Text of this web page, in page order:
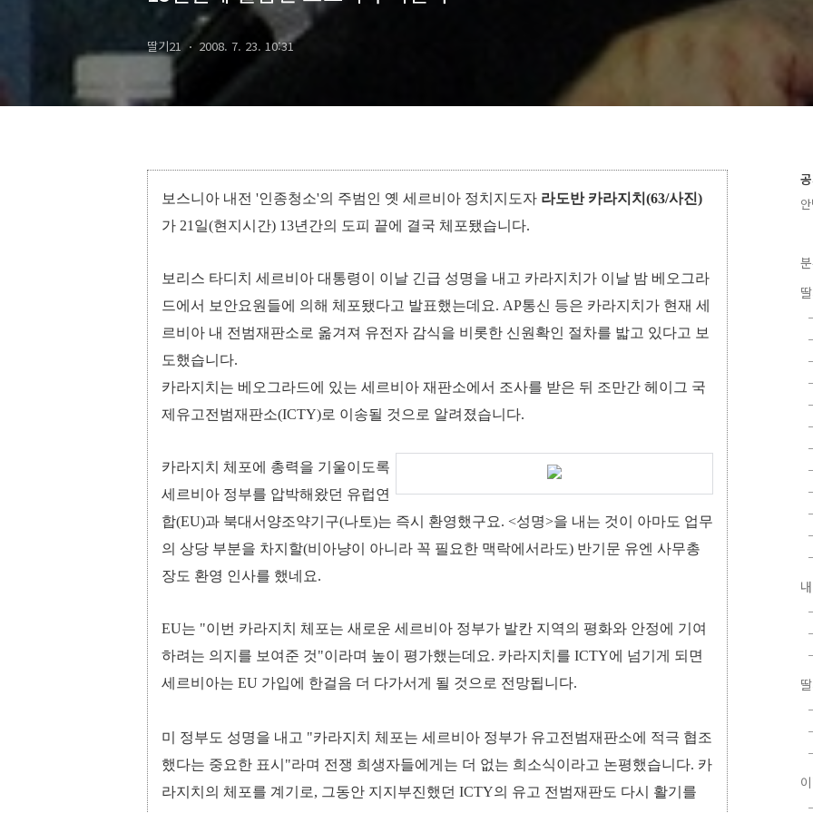
딸기21 2008. 7. 23. 10:31
보스니아 내전 '인종청소'의 주범인 옛 세르비아 정치지도자 라도반 카라지치(63/사진)
가 21일(현지시간) 13년간의 도피 끝에 결국 체포됐습니다.
보리스 타디치 세르비아 대통령이 이날 긴급 성명을 내고 카라지치가 이날 밤 베오그라
드에서 보안요원들에 의해 체포됐다고 발표했는데요. AP통신 등은 카라지치가 현재 세
르비아 내 전범재판소로 옮겨져 유전자 감식을 비롯한 신원확인 절차를 밟고 있다고 보
도했습니다.
카라지치는 베오그라드에 있는 세르비아 재판소에서 조사를 받은 뒤 조만간 헤이그 국
제유고전범재판소(ICTY)로 이송될 것으로 알려졌습니다.
카라지치 체포에 총력을 기울이도록
세르비아 정부를 압박해왔던 유럽연
합(EU)과 북대서양조약기구(나토)는 즉시 환영했구요. <성명>을 내는 것이 아마도 업무
의 상당 부분을 차지할(비아냥이 아니라 꼭 필요한 맥락에서라도) 반기문 유엔 사무총
장도 환영 인사를 했네요.
EU는 "이번 카라지치 체포는 새로운 세르비아 정부가 발칸 지역의 평화와 안정에 기여
하려는 의지를 보여준 것"이라며 높이 평가했는데요. 카라지치를 ICTY에 넘기게 되면
세르비아는 EU 가입에 한걸음 더 다가서게 될 것으로 전망됩니다.
미 정부도 성명을 내고 "카라지치 체포는 세르비아 정부가 유고전범재판소에 적극 협조
했다는 중요한 표시"라며 전쟁 희생자들에게는 더 없는 희소식이라고 논평했습니다. 카
라지치의 체포를 계기로, 그동안 지지부진했던 ICTY의 유고 전범재판도 다시 활기를